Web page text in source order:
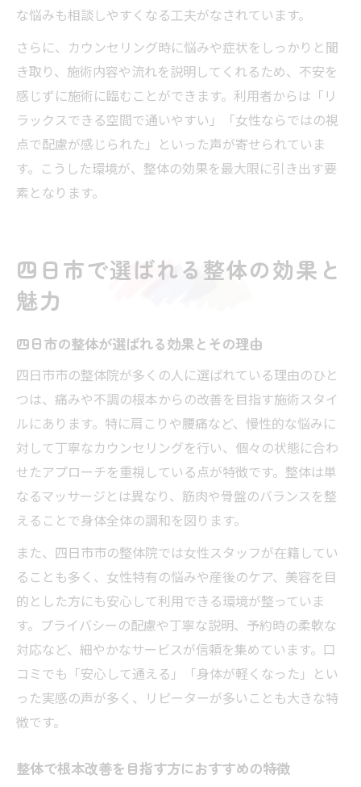
な悩みも相談しやすくなる工夫がなされています。
さらに、カウンセリング時に悩みや症状をしっかりと聞
き取り、施術内容や流れを説明してくれるため、不安を
感じずに施術に臨むことができます。利用者からは「リ
ラックスできる空間で通いやすい」「女性ならではの視
点で配慮が感じられた」といった声が寄せられていま
す。こうした環境が、整体の効果を最大限に引き出す要
素となります。
四日市で選ばれる整体の効果と
魅力
四日市の整体が選ばれる効果とその理由
四日市市の整体院が多くの人に選ばれている理由のひと
つは、痛みや不調の根本からの改善を目指す施術スタイ
ルにあります。特に肩こりや腰痛など、慢性的な悩みに
対して丁寧なカウンセリングを行い、個々の状態に合わ
せたアプローチを重視している点が特徴です。整体は単
なるマッサージとは異なり、筋肉や骨盤のバランスを整
えることで身体全体の調和を図ります。
また、四日市市の整体院では女性スタッフが在籍してい
ることも多く、女性特有の悩みや産後のケア、美容を目
的とした方にも安心して利用できる環境が整っていま
す。プライバシーの配慮や丁寧な説明、予約時の柔軟な
対応など、細やかなサービスが信頼を集めています。口
コミでも「安心して通える」「身体が軽くなった」とい
った実感の声が多く、リピーターが多いことも大きな特
徴です。
整体で根本改善を目指す方におすすめの特徴